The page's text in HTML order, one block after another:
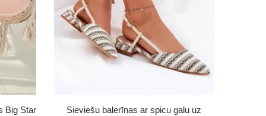
Big Star
Sieviešu balerīnas ar spicu galu uz